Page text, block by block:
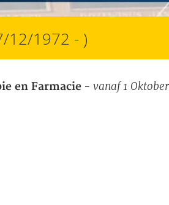
12/1972 - )
en Farmacie - vanaf 1